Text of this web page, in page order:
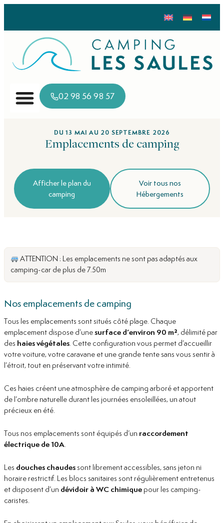
02 98 56 98 57
DU 13 MAI AU 20 SEPTEMBRE 2026
Emplacements de camping
Afficher le plan du
camping
Voir tous nos
Hébergements
ATTENTION : Les emplacements ne sont pas adaptés aux
camping-car de plus de 7.50m
Nos emplacements de camping
Tous les emplacements sont situés côté plage. Chaque
emplacement dispose d’une surface d’environ 90 m², délimité par
des haies végétales. Cette configuration vous permet d’accueillir
votre voiture, votre caravane et une grande tente sans vous sentir à
l’étroit, tout en préservant votre intimité.
Ces haies créent une atmosphère de camping arboré et apportent
de l’ombre naturelle durant les journées ensoleillées, un atout
précieux en été.
Tous nos emplacements sont équipés d’un raccordement
électrique de 10A.
Les douches chaudes sont librement accessibles, sans jeton ni
horaire restrictif. Les blocs sanitaires sont régulièrement entretenus
et disposent d’un dévidoir à WC chimique pour les camping-
caristes.